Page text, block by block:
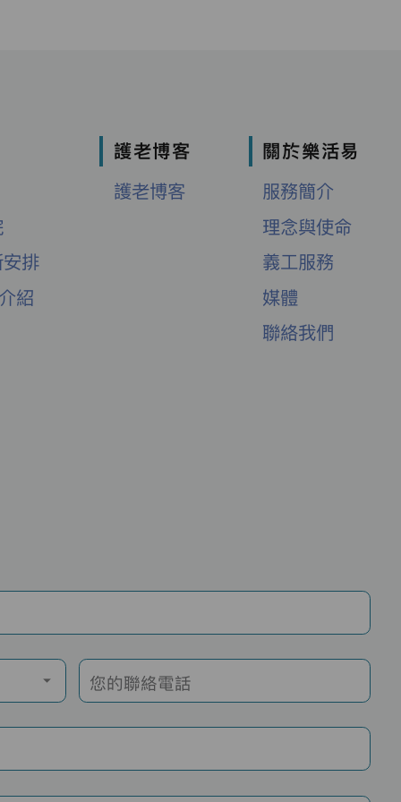
排
紹
護老博客
護老博客
關於樂活易
服務簡介
理念與使命
義工服務
媒體
聯絡我們
您的聯絡電話